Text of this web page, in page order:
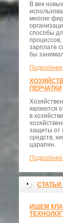
В век
многие
способы
зарплате
бы
ПЕРЧАТКИ
являются
в
защиты от
средств,
царапин.
СТАТЬИ
ИЩЕМ